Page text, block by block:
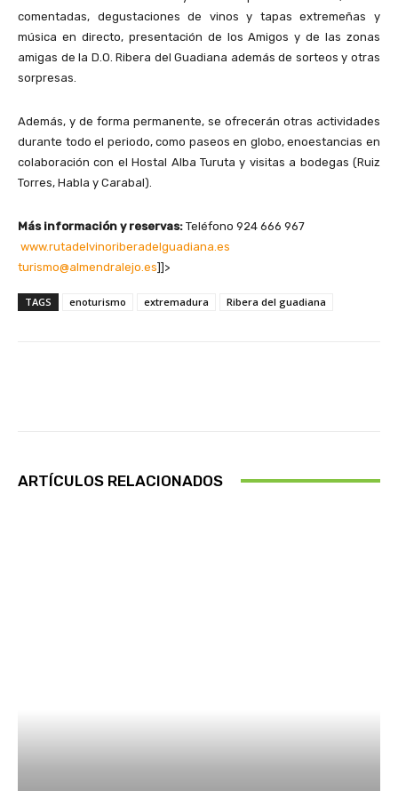
comentadas, degustaciones de vinos y tapas extremeñas y
música en directo, presentación de los Amigos y de las zonas
amigas de la D.O. Ribera del Guadiana además de sorteos y otras
sorpresas.
Además, y de forma permanente, se ofrecerán otras actividades
durante todo el periodo, como paseos en globo, enoestancias en
colaboración con el Hostal Alba Turuta y visitas a bodegas (Ruiz
Torres, Habla y Carabal).
Más información y reservas: Teléfono 924 666 967
www.rutadelvinoriberadelguadiana.es
turismo@almendralejo.es]]>
TAGS enoturismo extremadura Ribera del guadiana
ARTÍCULOS RELACIONADOS